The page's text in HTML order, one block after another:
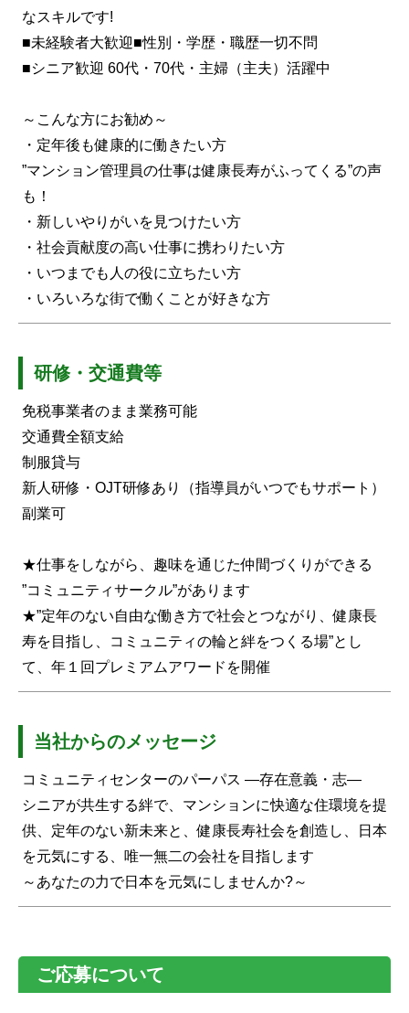
なスキルです!
■未経験者大歓迎■性別・学歴・職歴一切不問
■シニア歓迎 60代・70代・主婦（主夫）活躍中
～こんな方にお勧め～
・定年後も健康的に働きたい方
”マンション管理員の仕事は健康長寿がふってくる”の声
も！
・新しいやりがいを見つけたい方
・社会貢献度の高い仕事に携わりたい方
・いつまでも人の役に立ちたい方
・いろいろな街で働くことが好きな方
研修・交通費等
免税事業者のまま業務可能
交通費全額支給
制服貸与
新人研修・OJT研修あり（指導員がいつでもサポート）
副業可
★仕事をしながら、趣味を通じた仲間づくりができる
”コミュニティサークル”があります
★”定年のない自由な働き方で社会とつながり、健康長
寿を目指し、コミュニティの輪と絆をつくる場”とし
て、年１回プレミアムアワードを開催
当社からのメッセージ
コミュニティセンターのパーパス ―存在意義・志―
シニアが共生する絆で、マンションに快適な住環境を提
供、定年のない新未来と、健康長寿社会を創造し、日本
を元気にする、唯一無二の会社を目指します
～あなたの力で日本を元気にしませんか?～
ご応募について